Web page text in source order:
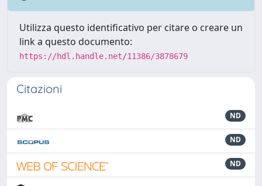
Utilizza questo identificativo per citare o creare un
link a questo documento:
https://hdl.handle.net/11386/3878679
Citazioni
ND
ND
ND